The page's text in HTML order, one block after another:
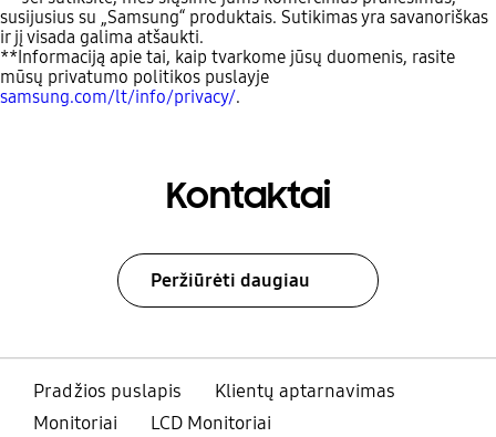
susijusius su „Samsung“ produktais. Sutikimas yra savanoriškas
ir jį visada galima atšaukti.
**Informaciją apie tai, kaip tvarkome jūsų duomenis, rasite
mūsų privatumo politikos puslayje
samsung.com/lt/info/privacy/.
Kontaktai
Peržiūrėti daugiau
Pradžios puslapis
Klientų aptarnavimas
Monitoriai
LCD Monitoriai